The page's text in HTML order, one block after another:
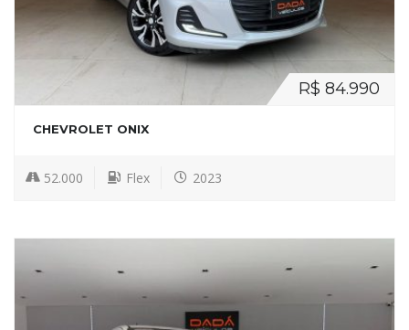
R$ 84.990
CHEVROLET ONIX
52.000 Flex 2023